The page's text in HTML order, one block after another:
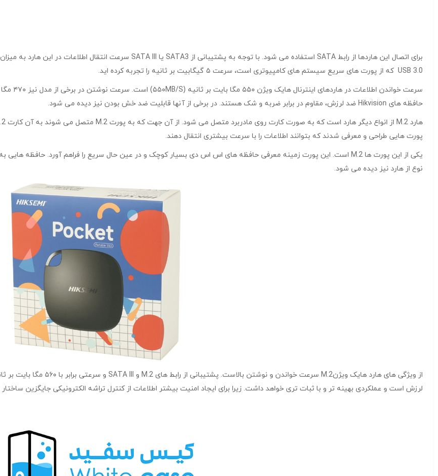
USB 3.0 که از پورت های سریع سیستم های کامپیوتری است، سرعت ۵ گیگابیت بر ثانیه را تجربه کرده اید.
حافظه های Hikvision ضد لرزش، مقاوم در برابر ضربه و شک هستند. در برخی از آنها قابلیت ضد خش بودن نیز دیده می شود.
پورت هایی طراحی و معرفی شدند که بتوانند اطلاعات را با سرعت بیشتری انتقال دهند.
نوع از هارد نیز دیده می شود.
از ویژگی های هارد هایک ویژنM.2 سرعت خواندن و نوشتن بالاست. پشتیبانی از رابط های M.2 و SATA III و سرعتی برابر با ۵۶۰ مگا بایت بر ثانیه از دیگر خصوصیات این حافظه
لرزش است و عملکردی بهینه تر و با ثبات تری خواهد داشت. زیرا برای ایجاد امنیت بیشتر اطلاعات از کنترل تراشه الکترونیکی جایگزین